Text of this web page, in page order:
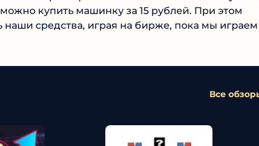
характеристик своего автомобиля. Суммы,
можно купить машинку за 15 рублей. При этом
средства, играя на бирже, пока мы играем в
№1 В РЕЙТИНГЕ
статистика и сотни довольных